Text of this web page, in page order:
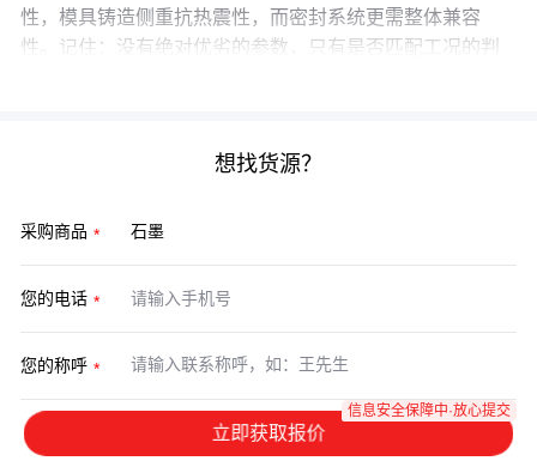
性，模具铸造侧重抗热震性，而密封系统更需整体兼容
性。记住：没有绝对优劣的参数，只有是否匹配工况的判
想找货源？
采购商品
您的电话
您的称呼
立即获取报价
信息安全保障中·放心提交